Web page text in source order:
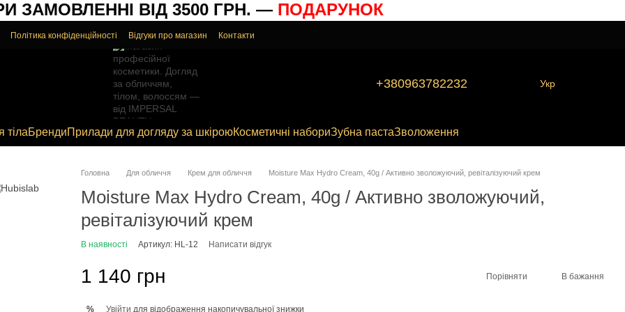
ВІД 3500 ГРН. —ПОДАРУНОК
Політика конфіденційності Відгуки про магазин Контакти
+380963782232 Укр
тілаБрендиПрилади для догляду за шкіроюКосметичні набориЗубна пастаЗволоження
Головна Для обличчя Крем для обличчя Moisture Max Hydro Cream, 40g / Активно зволожуючий, ревіталізуючий крем
Moisture Max Hydro Cream, 40g / Активно зволожуючий,
ревіталізуючий крем
В наявності Артикул: HL-12 Написати відгук
1 140 грн Порівняти В бажання
% Увійти для відображення накопичувальної знижки